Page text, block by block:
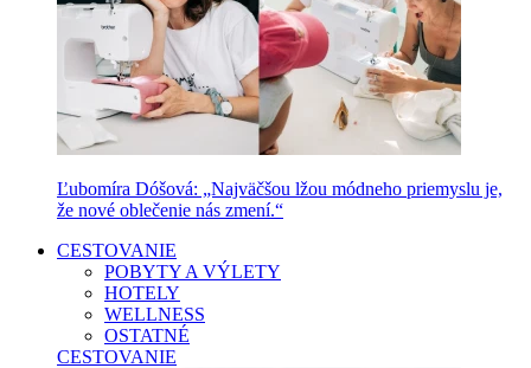
Ľubomíra Dóšová: „Najväčšou lžou módneho priemyslu je,
že nové oblečenie nás zmení.“
CESTOVANIE
POBYTY A VÝLETY
HOTELY
WELLNESS
OSTATNÉ
CESTOVANIE